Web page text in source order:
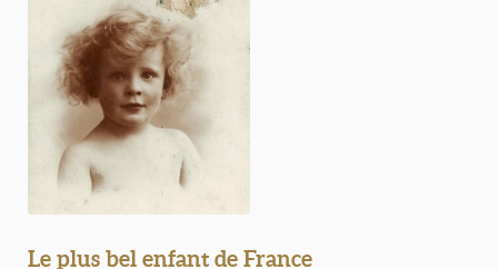
Le plus bel enfant de France